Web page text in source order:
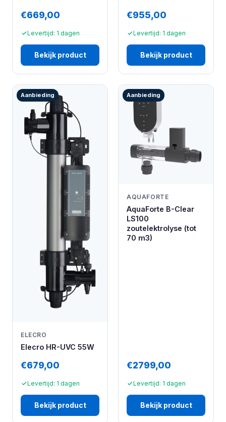
€669,00
Levertijd: 1 dagen
Bekijk product
€955,00
Levertijd: 1 dagen
Bekijk product
Aanbieding
ELECRO
Elecro HR-UVC 55W
€679,00
Levertijd: 1 dagen
Bekijk product
Aanbieding
AQUAFORTE
AquaForte B-Clear
LS100
zoutelektrolyse (tot
70 m3)
€2799,00
Levertijd: 1 dagen
Bekijk product